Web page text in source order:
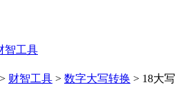
智工具
> 财智工具 > 数字大写转换 > 18大写